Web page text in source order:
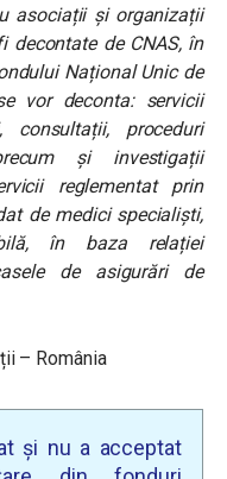
asociații și organizații
decontate de CNAS, în
Național Unic de
vor deconta: servicii
proceduri
și investigații
reglementat prin
de medici specialiști,
în baza relației
de asigurări de
– România
și nu a acceptat